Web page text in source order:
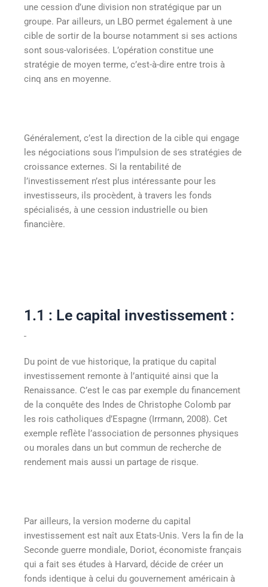
une cession d’une division non stratégique par un
groupe. Par ailleurs, un LBO permet également à une
cible de sortir de la bourse notamment si ses actions
sont sous-valorisées. L’opération constitue une
stratégie de moyen terme, c’est-à-dire entre trois à
cinq ans en moyenne.
Généralement, c’est la direction de la cible qui engage
les négociations sous l’impulsion de ses stratégies de
croissance externes. Si la rentabilité de
l’investissement n’est plus intéressante pour les
investisseurs, ils procèdent, à travers les fonds
spécialisés, à une cession industrielle ou bien
financière.
1.1 : Le capital investissement :
Du point de vue historique, la pratique du capital
investissement remonte à l’antiquité ainsi que la
Renaissance. C’est le cas par exemple du financement
de la conquête des Indes de Christophe Colomb par
les rois catholiques d’Espagne (Irrmann, 2008). Cet
exemple reflète l’association de personnes physiques
ou morales dans un but commun de recherche de
rendement mais aussi un partage de risque.
Par ailleurs, la version moderne du capital
investissement est naît aux Etats-Unis. Vers la fin de la
Seconde guerre mondiale, Doriot, économiste français
qui a fait ses études à Harvard, décide de créer un
fonds identique à celui du gouvernement américain à